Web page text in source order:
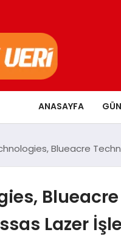
ANASAYFA
Blueacre
Lazer